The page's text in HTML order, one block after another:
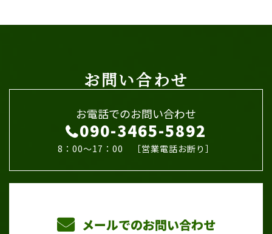
お問い合わせ
お電話でのお問い合わせ
090-3465-5892
8：00～17：00 ［営業電話お断り］
メールでのお問い合わせ